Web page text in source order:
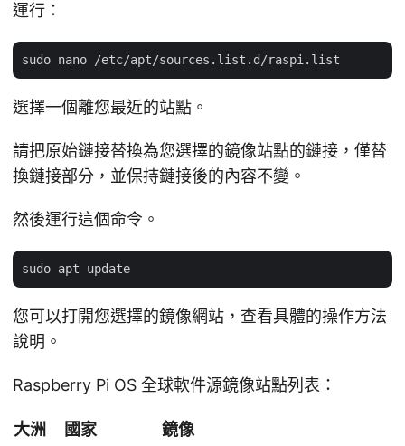
運行：
選擇一個離您最近的站點。
請把原始鏈接替換為您選擇的鏡像站點的鏈接，僅替
換鏈接部分，並保持鏈接後的內容不變。
然後運行這個命令。
您可以打開您選擇的鏡像網站，查看具體的操作方法
說明。
Raspberry Pi OS 全球軟件源鏡像站點列表：
大洲 國家
鏡像